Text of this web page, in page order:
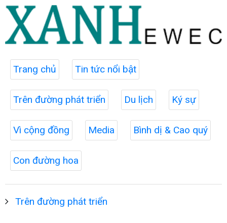
Trang chủ Tin tức nổi bật
Trên đường phát triển Du lịch Ký sự
Vì cộng đồng Media Bình dị & Cao quý
Con đường hoa
Trên đường phát triển